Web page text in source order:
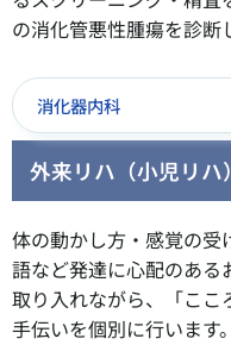
の消化管悪性腫瘍を診断
消化器内科
外来リハ（小児リハ
体の動かし方・感覚の
語など発達に心配のある
取り入れながら、「ここ
手伝いを個別に行います。